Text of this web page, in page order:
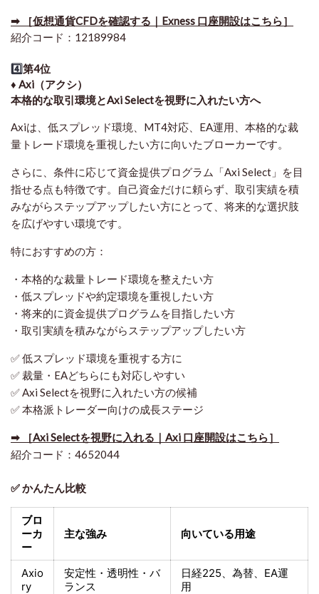
➡ ［仮想通貨CFDを確認する｜Exness 口座開設はこちら］
紹介コード：12189984
4️⃣第4位
♦️ Axi（アクシ）
本格的な取引環境とAxi Selectを視野に入れたい方へ
Axiは、低スプレッド環境、MT4対応、EA運用、本格的な裁
量トレード環境を重視したい方に向いたブローカーです。
さらに、条件に応じて資金提供プログラム「Axi Select」を目
指せる点も特徴です。自己資金だけに頼らず、取引実績を積
みながらステップアップしたい方にとって、将来的な選択肢
を広げやすい環境です。
特におすすめの方：
・本格的な裁量トレード環境を整えたい方
・低スプレッドや約定環境を重視したい方
・将来的に資金提供プログラムを目指したい方
・取引実績を積みながらステップアップしたい方
✅ 低スプレッド環境を重視する方に
✅ 裁量・EAどちらにも対応しやすい
✅ Axi Selectを視野に入れたい方の候補
✅ 本格派トレーダー向けの成長ステージ
➡ ［Axi Selectを視野に入れる｜Axi 口座開設はこちら］
紹介コード：4652044
✅ かんたん比較
ブロ
ーカ
ー
主な強み 向いている用途
Axio
ry
安定性・透明性・バ
ランス
日経225、為替、EA運
用